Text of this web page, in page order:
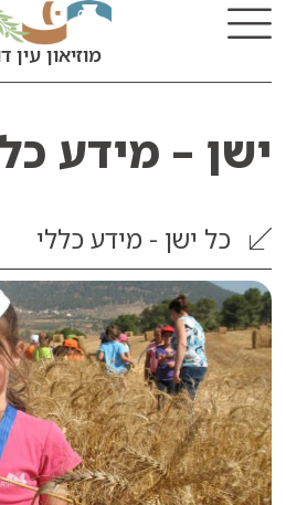
מוזיאון עין דור
– מידע כללי
ישן - מידע כללי